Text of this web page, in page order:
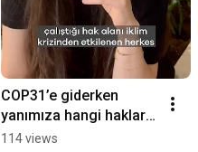
COP31’e giderken
yanımıza hangi hakları
alabiliriz? detaylar
114 views